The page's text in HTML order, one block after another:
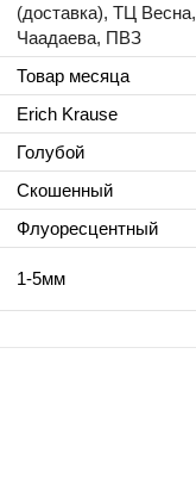
(доставка), ТЦ Весна,
Чаадаева, ПВЗ
Товар месяца
Erich Krause
Голубой
Скошенный
Флуоресцентный
1-5мм